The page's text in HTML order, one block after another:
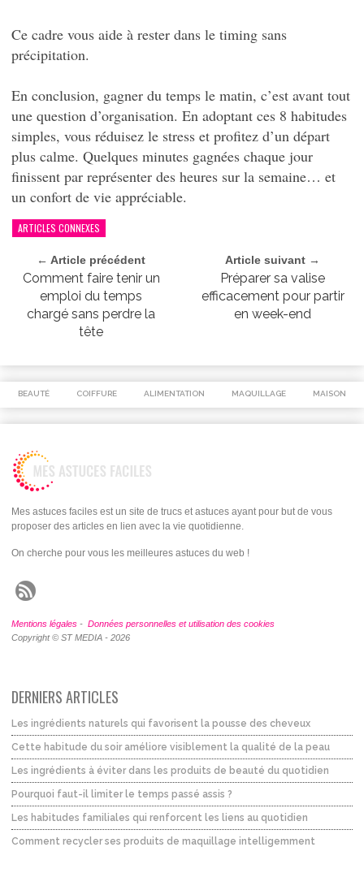
Ce cadre vous aide à rester dans le timing sans
précipitation.
En conclusion, gagner du temps le matin, c’est avant tout
une question d’organisation. En adoptant ces 8 habitudes
simples, vous réduisez le stress et profitez d’un départ
plus calme. Quelques minutes gagnées chaque jour
finissent par représenter des heures sur la semaine… et
un confort de vie appréciable.
ARTICLES CONNEXES
← Article précédent
Comment faire tenir un
emploi du temps
chargé sans perdre la
tête
Article suivant →
Préparer sa valise
efficacement pour partir
en week-end
BEAUTÉ COIFFURE ALIMENTATION MAQUILLAGE MAISON
Mes astuces faciles est un site de trucs et astuces ayant pour but de vous
proposer des articles en lien avec la vie quotidienne.
On cherche pour vous les meilleures astuces du web !
Mentions légales - Données personnelles et utilisation des cookies
Copyright © ST MEDIA - 2026
DERNIERS ARTICLES
Les ingrédients naturels qui favorisent la pousse des cheveux
Cette habitude du soir améliore visiblement la qualité de la peau
Les ingrédients à éviter dans les produits de beauté du quotidien
Pourquoi faut-il limiter le temps passé assis ?
Les habitudes familiales qui renforcent les liens au quotidien
Comment recycler ses produits de maquillage intelligemment